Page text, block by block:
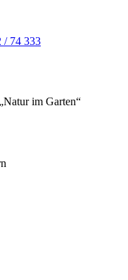
/ 74 333
im Garten“